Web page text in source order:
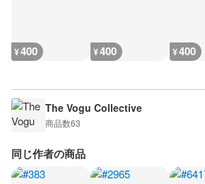
¥400 ¥400 ¥400
The Vogu Collective
商品数63
同じ作者の商品